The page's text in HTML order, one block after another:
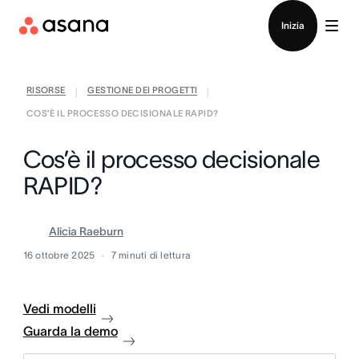
Inizia
RISORSE GESTIONE DEI PROGETTI
COS’È IL PROCESSO DECISIONALE RAPID?
Cos’è il processo decisionale
RAPID?
Alicia Raeburn
16 ottobre 2025 7 minuti di lettura
Vedi modelli
Guarda la demo